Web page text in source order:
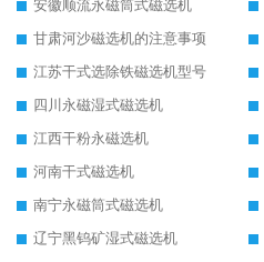
安徽顺流永磁筒式磁选机
甘肃河沙磁选机的注意事项
江苏干式选除铁磁选机型号
四川永磁湿式磁选机
江西干粉永磁选机
河南干式磁选机
南宁永磁筒式磁选机
辽宁黑钨矿湿式磁选机